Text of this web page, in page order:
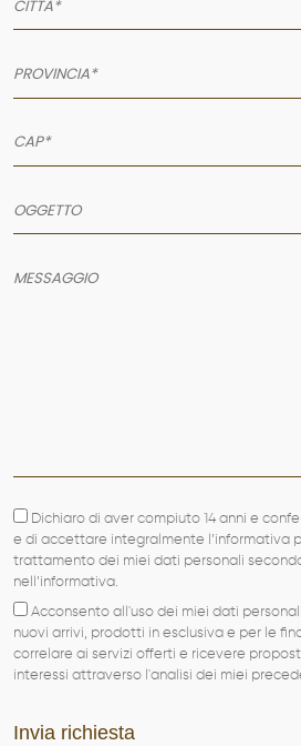
CONTATTI
Dichiaro di aver compiuto 14 anni e
e di accettare integralmente l’informativa
trattamento dei miei dati personali
nell’informativa.
Acconsento all'uso dei miei dati
nuovi arrivi, prodotti in esclusiva e per le
correlare ai servizi offerti e ricevere
interessi attraverso l'analisi dei miei